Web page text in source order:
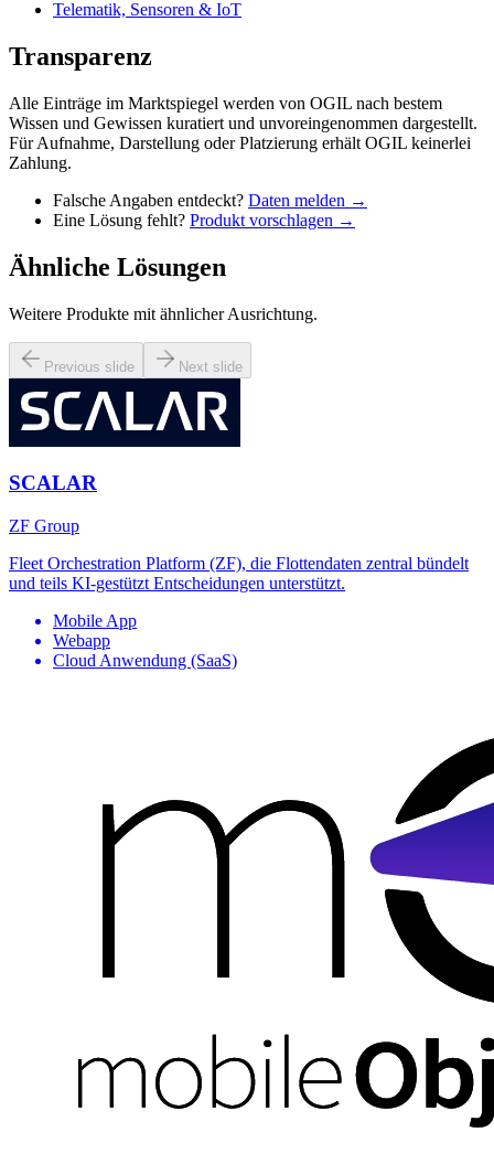
Telematik, Sensoren & IoT
Transparenz
Alle Einträge im Marktspiegel werden von OGIL nach bestem
Wissen und Gewissen kuratiert und unvoreingenommen dargestellt.
Für Aufnahme, Darstellung oder Platzierung erhält OGIL keinerlei
Zahlung.
Falsche Angaben entdeckt? Daten melden →
Eine Lösung fehlt? Produkt vorschlagen →
Ähnliche Lösungen
Weitere Produkte mit ähnlicher Ausrichtung.
Previous slide Next slide
SCALAR
ZF Group
Fleet Orchestration Platform (ZF), die Flottendaten zentral bündelt
und teils KI-gestützt Entscheidungen unterstützt.
Mobile App
Webapp
Cloud Anwendung (SaaS)